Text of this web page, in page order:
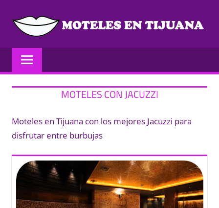
contenido
MOTELES
EN
TIJUANA
Los
mejores
de
y
opiniones
MOTELES CON JACUZZI
Moteles en Tijuana con los mejores Jacuzzi para
disfrutar entre burbujas